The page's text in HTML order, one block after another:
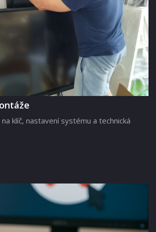
klíč, nastavení systému a technická